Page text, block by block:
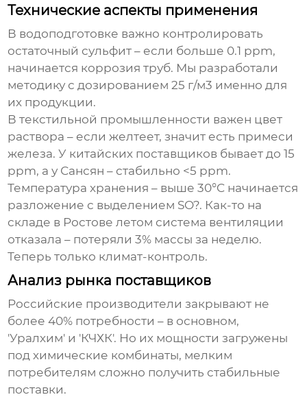
Технические аспекты применения
В водоподготовке важно контролировать
остаточный сульфит – если больше 0.1 ppm,
начинается коррозия труб. Мы разработали
методику с дозированием 25 г/м3 именно для
их продукции.
В текстильной промышленности важен цвет
раствора – если желтеет, значит есть примеси
железа. У китайских поставщиков бывает до 15
ppm, а у Сансян – стабильно <5 ppm.
Температура хранения – выше 30°C начинается
разложение с выделением SO?. Как-то на
складе в Ростове летом система вентиляции
отказала – потеряли 3% массы за неделю.
Теперь только климат-контроль.
Анализ рынка поставщиков
Российские производители закрывают не
более 40% потребности – в основном,
'Уралхим' и 'КЧХК'. Но их мощности загружены
под химические комбинаты, мелким
потребителям сложно получить стабильные
поставки.